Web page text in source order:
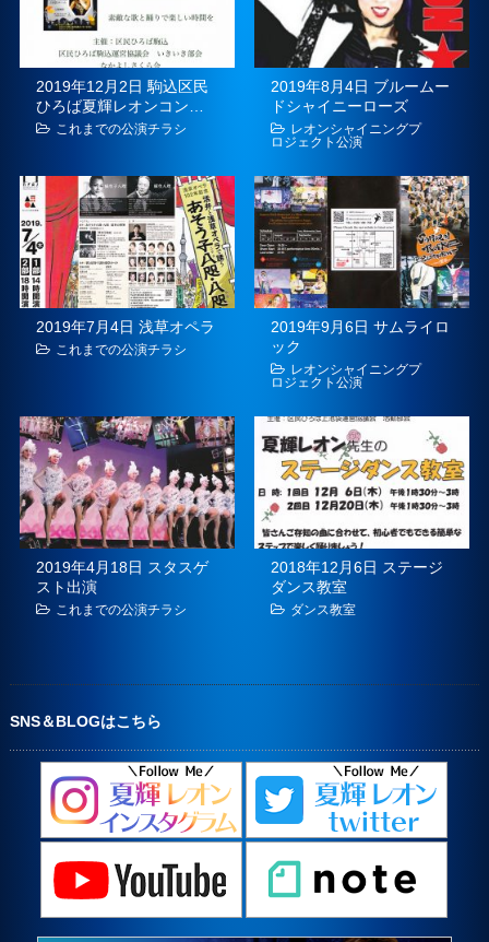
2019年12月2日 駒込区民
ひろば夏輝レオンコン…
これまでの公演チラシ
2019年8月4日 ブルームー
ドシャイニーローズ
レオンシャイニングプ
ロジェクト公演
2019年7月4日 浅草オペラ
これまでの公演チラシ
2019年9月6日 サムライロ
ック
レオンシャイニングプ
ロジェクト公演
2019年4月18日 スタスゲ
スト出演
これまでの公演チラシ
2018年12月6日 ステージ
ダンス教室
ダンス教室
SNS＆BLOGはこちら